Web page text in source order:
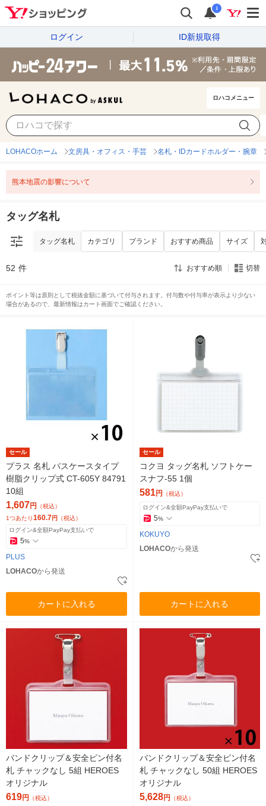
i
ログイン ID新規取得
ロハコメニュー
タッグ名札
LOHACOホーム 文房具・オフィス・手芸 名札・IDカードホルダー・腕章
熊本地震の影響について
タッグ名札
タッグ名札 カテゴリ ブランド おすすめ商品 サイズ
52 件 おすすめ順 切替
ポイント等は原則として税抜金額に基づいて付与されます。付与数や付与率が表示より少ない
場合があるので、最新情報はカート画面でご確認ください。
セール
プラス 名札 パスケースタイプ
樹脂クリップ式 CT-605Y 84791
10組
1,607円 （税込）
1つあたり160.7円 （税込）
ログイン&全額PayPay支払いで
5%
PLUS
LOHACOから発送
カートに入れる
セール
コクヨ タッグ名札 ソフトケー
スナフ-55 1個
581円 （税込）
ログイン&全額PayPay支払いで
5%
KOKUYO
LOHACOから発送
カートに入れる
バンドクリップ＆安全ピン付名
札 チャックなし 5組 HEROES
オリジナル
619円 （税込）
バンドクリップ＆安全ピン付名
札 チャックなし 50組 HEROES
オリジナル
5,628円
（税込）